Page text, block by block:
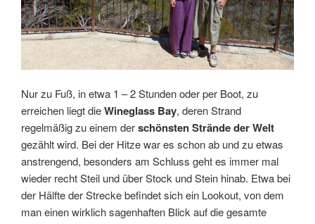
Nur zu Fuß, in etwa 1 – 2 Stunden oder per Boot, zu
erreichen liegt dieWineglass Bay, deren Strand
regelmäßig zu einem derschönsten Strände der Welt
gezählt wird. Bei der Hitze war es schon ab und zu etwas
anstrengend, besonders am Schluss geht es immer mal
wieder recht Steil und über Stock und Stein hinab. Etwa bei
der Hälfte der Strecke befindet sich ein Lookout, von dem
man einen wirklich sagenhaften Blick auf die gesamte